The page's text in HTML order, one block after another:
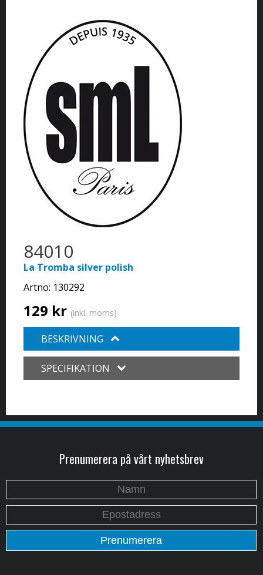
84010
La Tromba silver polish
Artno: 130292
129 kr (inkl. moms)
BESKRIVNING
SPECIFIKATION
Prenumerera på vårt nyhetsbrev